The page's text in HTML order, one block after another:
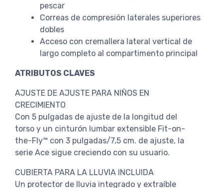
pescar
Correas de compresión laterales superiores
dobles
Acceso con cremallera lateral vertical de
largo completo al compartimento principal
ATRIBUTOS CLAVES
AJUSTE DE AJUSTE PARA NIÑOS EN
CRECIMIENTO
Con 5 pulgadas de ajuste de la longitud del
torso y un cinturón lumbar extensible Fit-on-
the-Fly™ con 3 pulgadas/7,5 cm. de ajuste, la
serie Ace sigue creciendo con su usuario.
CUBIERTA PARA LA LLUVIA INCLUIDA
Un protector de lluvia integrado y extraíble